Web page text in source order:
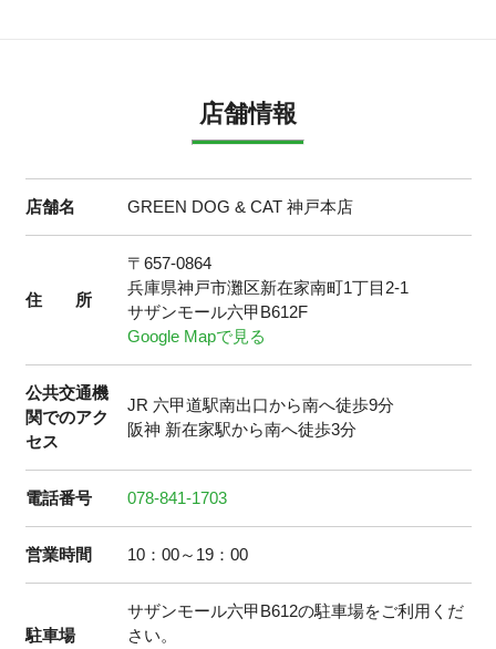
店舗情報
店舗名 GREEN DOG & CAT 神戸本店
住 所
〒657-0864
兵庫県神戸市灘区新在家南町1丁目2-1
サザンモール六甲B612F
Google Mapで見る
公共交通機
関でのアク
セス
JR 六甲道駅南出口から南へ徒歩9分
阪神 新在家駅から南へ徒歩3分
電話番号 078-841-1703
営業時間 10：00～19：00
駐車場
サザンモール六甲B612の駐車場をご利用くだ
さい。